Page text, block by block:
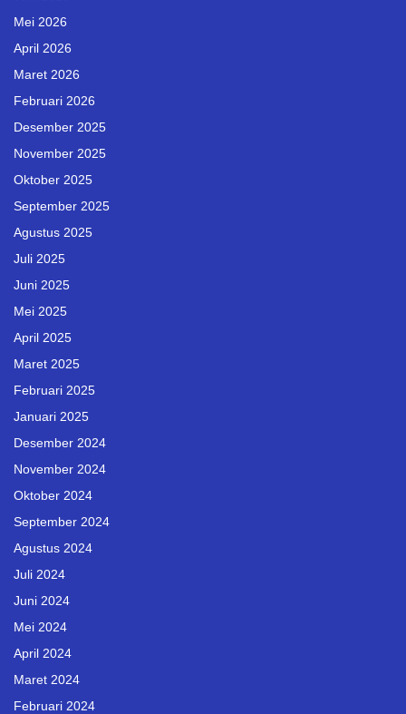
Mei 2026
April 2026
Maret 2026
Februari 2026
Desember 2025
November 2025
Oktober 2025
September 2025
Agustus 2025
Juli 2025
Juni 2025
Mei 2025
April 2025
Maret 2025
Februari 2025
Januari 2025
Desember 2024
November 2024
Oktober 2024
September 2024
Agustus 2024
Juli 2024
Juni 2024
Mei 2024
April 2024
Maret 2024
Februari 2024